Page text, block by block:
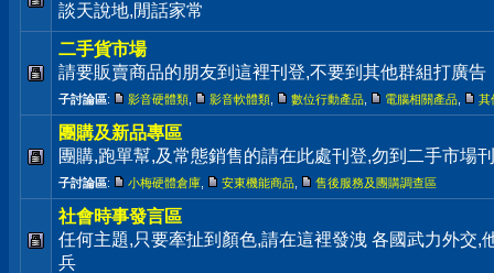
談天說地,閒話家常
二手貨市場
請要販賣商品的朋友到這裡刊登,不要到其他群組打廣告
子討論區: 影音硬體類 影音軟體類 數位行動產品 電腦相關產品 其
團購及新品專區
團購,跑單幫,及常態銷售的請在此處刊登,勿到二手市場
子討論區: 小梅硬體倉庫 安東機能商品 售後服務及團購調查區
社會時事發言區
任何主題,只要牽扯到顏色,請在這裡發洩 各國武力外交,
兵